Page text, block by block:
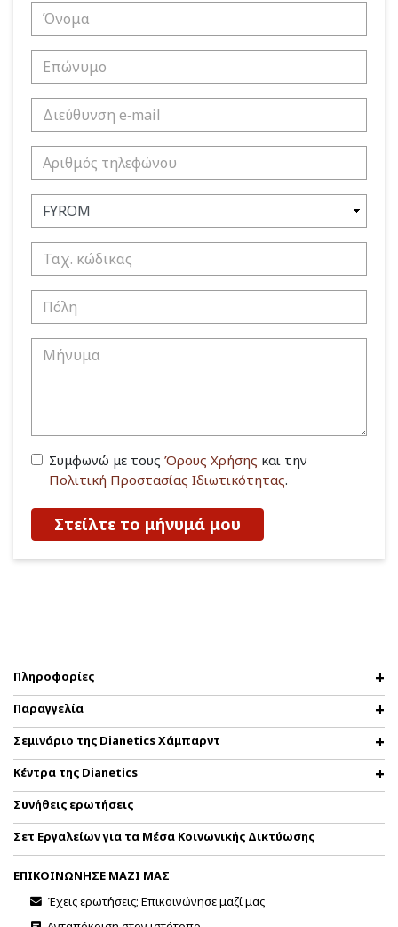
Συμφωνώ με τους Όρους Χρήσης και την
Πολιτική Προστασίας Ιδιωτικότητας.
Στείλτε το μήνυμά μου
Πληροφορίες
Παραγγελία
Σεμινάριο της Dianetics Χάμπαρντ
Κέντρα της Dianetics
Συνήθεις ερωτήσεις
Σετ Εργαλείων για τα Μέσα Κοινωνικής Δικτύωσης
ΕΠΙΚΟΙΝΩΝΗΣΕ ΜΑΖΙ ΜΑΣ
Έχεις ερωτήσεις; Επικοινώνησε μαζί μας